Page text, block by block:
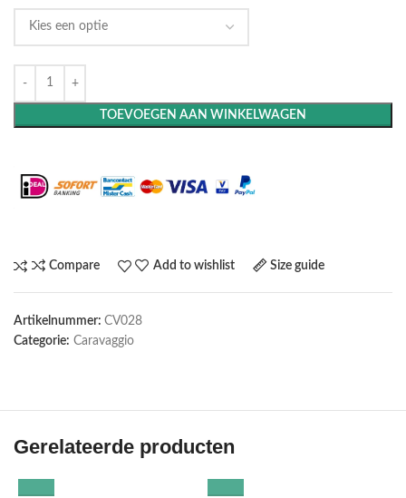
TOEVOEGEN AAN WINKELWAGEN
Compare Add to wishlist Size guide
Artikelnummer: CV028
Categorie: Caravaggio
Gerelateerde producten